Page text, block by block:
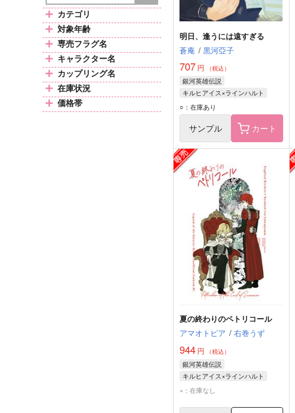
カテゴリ
対象年齢
専売フラグ名
キャラクター名
カップリング名
在庫状況
価格帯
明日、逢うには遠すぎる
蒼庵 / 黒河亞子
707 円 （税込）
銀河英雄伝説
キルヒアイス×ラインハルト
ジークフリード・キルヒアイス
ラインハルト・フォン・ローエングラム
○：在庫あり
サンプル カート
夏の終わりのペトリコール
アマオトピア / 右巻うず
944 円 （税込）
銀河英雄伝説
キルヒアイス×ラインハルト
×：在庫なし